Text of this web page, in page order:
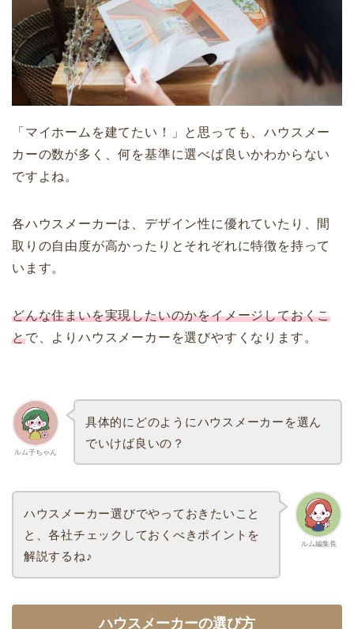
「マイホームを建てたい！」と思っても、ハウスメー
カーの数が多く、何を基準に選べば良いかわからない
ですよね。
各ハウスメーカーは、デザイン性に優れていたり、間
取りの自由度が高かったりとそれぞれに特徴を持って
います。
どんな住まいを実現したいのかをイメージしておくこ
とで、よりハウスメーカーを選びやすくなります。
ルム子ちゃん
具体的にどのようにハウスメーカーを選ん
でいけば良いの？
ルム編集長
ハウスメーカー選びでやっておきたいこと
と、各社チェックしておくべきポイントを
解説するね♪
ハウスメーカーの選び方